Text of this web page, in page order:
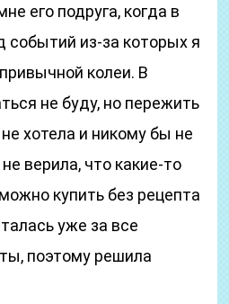
его подруга, когда в
событий из-за которых я
колеи. В
не буду, но пережить
хотела и никому бы не
верила, что какие-то
купить без рецепта
уже за все
поэтому решила